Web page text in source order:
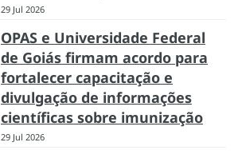
29 Jul 2026
OPAS e Universidade Federal
de Goiás firmam acordo para
fortalecer capacitação e
divulgação de informações
científicas sobre imunização
29 Jul 2026